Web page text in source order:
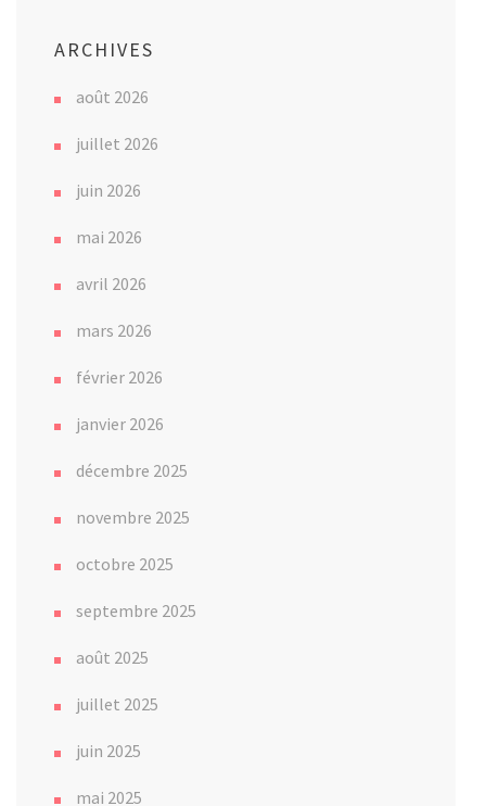
ARCHIVES
août 2026
juillet 2026
juin 2026
mai 2026
avril 2026
mars 2026
février 2026
janvier 2026
décembre 2025
novembre 2025
octobre 2025
septembre 2025
août 2025
juillet 2025
juin 2025
mai 2025